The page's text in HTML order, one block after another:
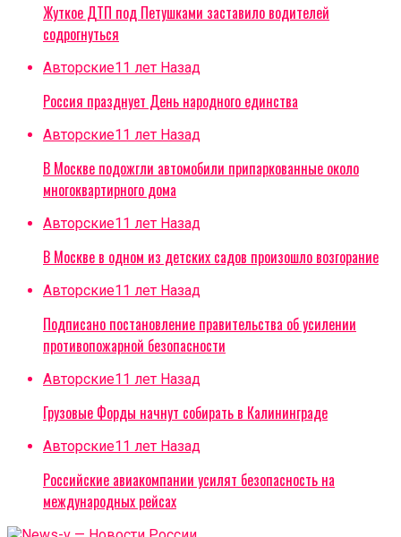
Жуткое ДТП под Петушками заставило водителей
содрогнуться
Авторские11 лет Назад
Россия празднует День народного единства
Авторские11 лет Назад
В Москве подожгли автомобили припаркованные около
многоквартирного дома
Авторские11 лет Назад
В Москве в одном из детских садов произошло возгорание
Авторские11 лет Назад
Подписано постановление правительства об усилении
противопожарной безопасности
Авторские11 лет Назад
Грузовые Форды начнут собирать в Калининграде
Авторские11 лет Назад
Российские авиакомпании усилят безопасность на
международных рейсах